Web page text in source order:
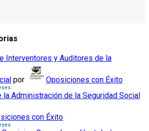
Interventores y Auditores de la
por Oposiciones con Éxito
la Administración de la Seguridad Social
con Éxito